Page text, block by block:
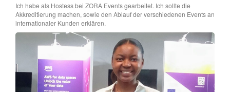
Ich habe als Hostess bei ZORA Events gearbeitet. Ich sollte die
Akkreditierung machen, sowie den Ablauf der verschiedenen Events an
internationaler Kunden erklären.